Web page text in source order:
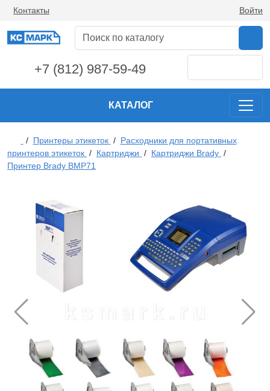
Контакты Войти
+7 (812) 987-59-49
КАТАЛОГ
/ Принтеры этикеток / Расходники для портативных
принтеров этикеток / Картриджи / Картриджи Brady /
Принтер Brady BMP71